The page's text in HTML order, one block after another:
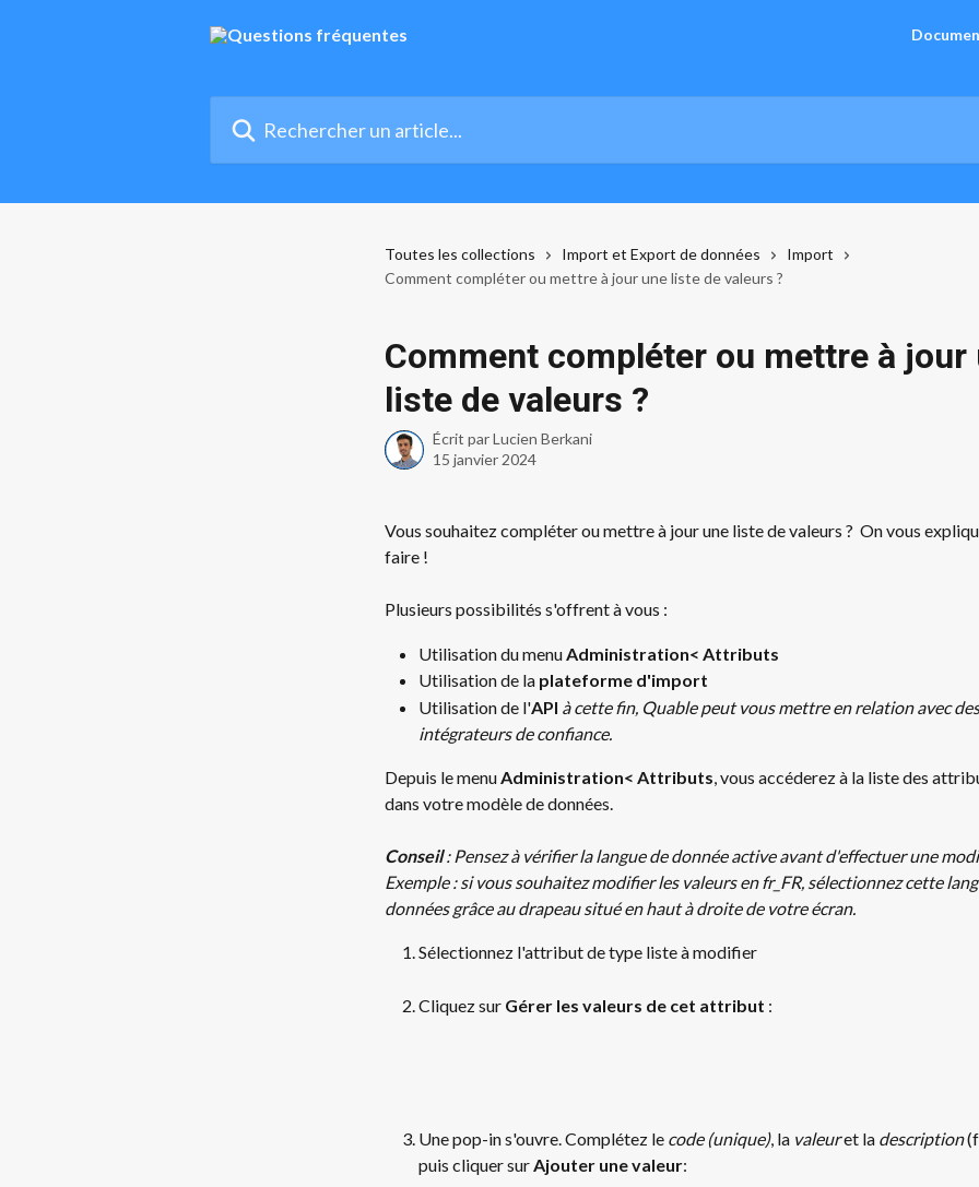
Toutes les collections Import et Export de données
Import
Comment compléter ou mettre à jour une liste de valeurs ?
Comment compléter ou mettre à jour
liste de valeurs ?
Écrit parLucien Berkani
15 janvier 2024
Vous souhaitez compléter ou mettre à jour une liste de valeurs ?  On vous
faire !
Plusieurs possibilités s'offrent à vous :
Utilisation du menu Administration< Attributs
Utilisation de la plateforme d'import
Utilisation de l'API à cette fin, Quable peut vous mettre en relation avec
intégrateurs de confiance.
Depuis le menu Administration< Attributs, vous accéderez à la liste des
dans votre modèle de données.
Conseil : Pensez à vérifier la langue de donnée active avant d'effectuer une
Exemple : si vous souhaitez modifier les valeurs en fr_FR, sélectionnez cette
données grâce au drapeau situé en haut à droite de votre écran.
Sélectionnez l'attribut de type liste à modifier
Cliquez sur Gérer les valeurs de cet attribut :
Une pop-in s'ouvre. Complétez le code (unique), la valeur et la description
puis cliquer sur Ajouter une valeur: